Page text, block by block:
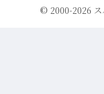
© 2000-2026 ス